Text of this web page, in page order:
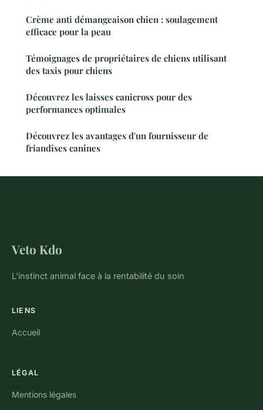
Crème anti démangeaison chien : soulagement
efficace pour la peau
Témoignages de propriétaires de chiens utilisant
des taxis pour chiens
Découvrez les laisses canicross pour des
performances optimales
Découvrez les avantages d'un fournisseur de
friandises canines
Veto Kdo
L'instinct animal face à la rentabilité du soin
LIENS
Accueil
LÉGAL
Mentions légales